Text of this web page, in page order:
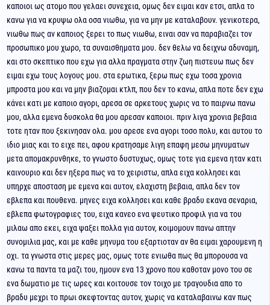
καποιοι ως ατομο που γελαει συνεχεια, ομως δεν ειμαι καν ετσι, απλα το
κανω για να κρυψω ολα οσα νιωθω, για να μην με καταλαβουν. γενικοτερα,
νιωθω πως αν καποιος ξερει το πως νιωθω, ειναι σαν να παραβιαζει τον
προσωπικο μου χωρο, τα συναισθηματα μου. δεν θελω να δειχνω αδυναμη,
και στο σκεπτικο που εχω για αλλα πραγματα στην ζωη πιστευω πως δεν
ειμαι εχω τους λογους μου. στα ερωτικα, ξερω πως εχω τοσα χρονια
μπροστα μου και να μην βιαζομαι κτλπ, που δεν το κανω, απλα ποτε δεν εχω
κάνει κατι με καποιο αγορι, αρεσα σε αρκετους χωρις να το παιρνω πανω
μου, αλλα εμενα δυσκολα θα μου αρεσαν καποιοι. πριν λιγα χρονια βεβαια
τοτε ηταν που ξεκινησαν ολα. μου αρεσε ενα αγορι τοσο πολυ, και αυτου το
ιδιο μιας και το ειχε πει, αφου κρατησαμε λιγη επαφη μεσω μηνυματων
μετα απομακρυνθηκε, το γνωστο δυστυχως, ομως τοτε για εμενα ηταν κατι
καινουριο και δεν ηξερα πως να το χειριστω, απλα ειχα κολλησει και
υπηρχε αποσταση με εμενα και αυτον, ελαχιστη βεβαια, απλα δεν τον
εβλεπα και πουθενα. μηνες ειχα κολλησει και καθε βραδυ εκανα σεναρια,
εβλεπα φωτογραφιες του, ειχα κανεο ενα ψευτικο προφιλ για να του
μιλαω απο εκει, ειχα ψαξει πολλα για αυτον, κοιμομουν πανω απτην
συνομιλια μας, και με καθε μηνυμα του εξαρτιοταν αν θα ειμαι χαρουμενη η
οχι. τα γνωστα στις μερες μας, ομως τοτε ενιωθα πως θα μπορουσα να
κανω τα παντα τα μαζι του, ημουν ενα 13 χρονο που καθοταν μονο του σε
ενα δωματιο με τις ωρες και κοιτουσε τον τοιχο με τραγουδια απο το
βραδυ μεχρι το πρωι σκεφτοντας αυτον, χωρις να καταλαβαινω καν πως